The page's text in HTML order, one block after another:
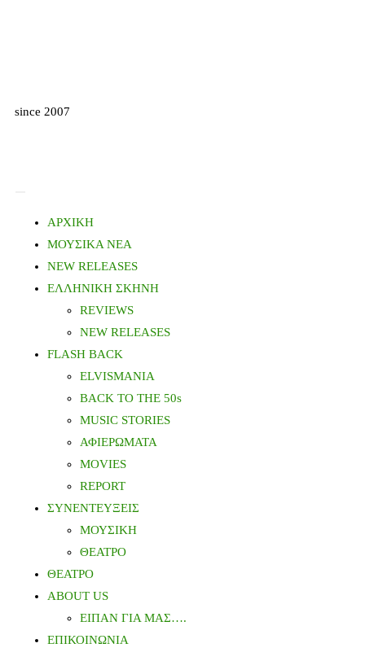
since 2007
ΑΡΧΙΚΗ
ΜΟΥΣΙΚΑ ΝΕΑ
NEW RELEASES
ΕΛΛΗΝΙΚΗ ΣΚΗΝΗ
REVIEWS
NEW RELEASES
FLASH BACK
ELVISMANIA
BACK TO THE 50s
MUSIC STORIES
ΑΦΙΕΡΩΜΑΤΑ
MOVIES
REPORT
ΣΥΝΕΝΤΕΥΞΕΙΣ
ΜΟΥΣΙΚΗ
ΘΕΑΤΡΟ
ΘΕΑΤΡΟ
ABOUT US
ΕΙΠΑΝ ΓΙΑ ΜΑΣ….
ΕΠΙΚΟΙΝΩΝΙΑ